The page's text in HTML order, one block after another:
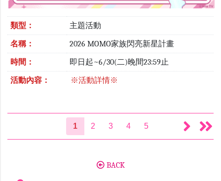
類型： 主題活動
名稱： 2026 MOMO家族閃亮新星計畫
時間： 即日起~6/30(二)晚間23:59止
活動內容： ※活動詳情※
1 2 3 4 5
BACK